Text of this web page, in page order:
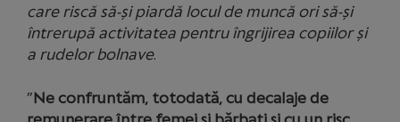
care riscă să-și piardă locul de muncă ori să-și
întrerupă activitatea pentru îngrijirea copiilor și
a rudelor bolnave.
”Ne confruntăm, totodată, cu decalaje de